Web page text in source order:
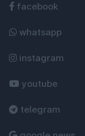
facebook
whatsapp
instagram
youtube
telegram